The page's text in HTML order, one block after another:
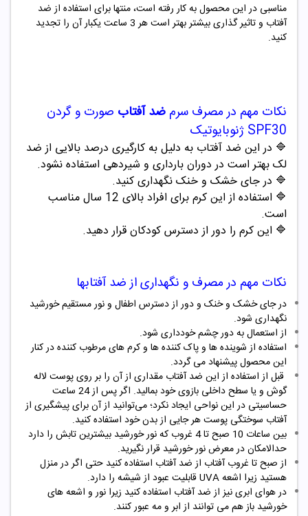
مناسبی در این محصول به کار رفته است، منتها برای استفاده از ضد
آفتاب و تاثیر گذاری بیشتر بهتر است هر 3 ساعت یکبار آن را تجدید
کنید.
نکات مهم در مصرف سرم ضد آفتاب صورت و گردن
SPF30 ژنوبایوتیک
🔷 در این ضد آفتاب به دلیل به کارگیری درصد بالایی از ضد
لک بهتر است در دوران بارداری و شیردهی استفاده نشود.
🔷 در جای خشک و خنک نگهداری کنید.
🔷
استفاده از این کرم برای افراد بالای 12 سال مناسب
است.
🔷 این کرم را دور از دسترس کودکان قرار دهید.
نکات مهم در مصرف و نگهداری از ضد آفتابها
در جای خشک و خنک و دور از دسترس اطفال و نور مستقیم خورشید
نگهداری شود.
از استعمال به دور چشم خودداری شود.
استفاده از شوینده ها و پاک کننده ها و کرم های مرطوب کننده در کنار
این محصول پیشنهاد می گردد.
قبل از استفاده از این ضد آفتاب مقداری از آن را بر روی پوست لاله
گوش و یا سطح داخلی بازوی خود بمالید. اگر پس از 24 ساعت
حساسیتی در این نواحی ایجاد نکرد؛ می‌توانید از آن برای پیشگیری از
آفتاب سوختگی پوست هر جایی از بدن خود استفاده کنید.
بین ساعات 10 صبح تا 4 غروب که نور خورشید بیشترین تابش را دارد
حدالامکان در معرض نور خورشید قرار نگیرید.
از صبح تا غروب آفتاب از ضد آفتاب استفاده کنید حتی اگر در منزل
هستید زیرا اشعه UVA قابلیت عبود از شیشه را دارد.
در هوای ابری نیز از ضد آفتاب استفاده کنید زیرا نور و اشعه های
خورشید باز هم می توانند از ابر و مه عبور کنند.